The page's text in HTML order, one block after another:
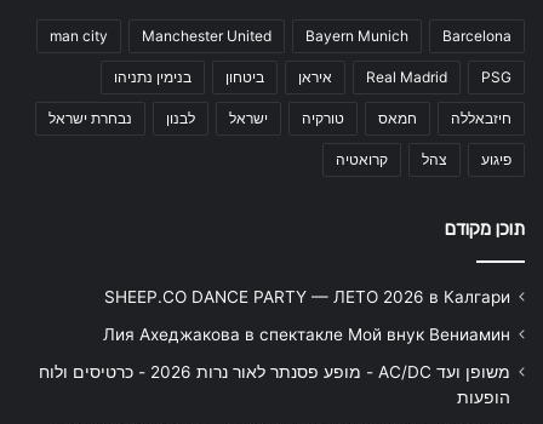
Barcelona
Bayern Munich
Manchester United
man city
PSG
Real Madrid איראן ביטחון בנימין נתניהו
חיזבאללה חמאס טורקיה ישראל לבנון נבחרת ישראל
פיגוע צהל קרואטיה
תוכן מקודם
SHEEP.CO DANCE PARTY — ЛЕТО 2026 в Калгари
Лия Ахеджакова в спектакле Мой внук Вениамин
משופן ועד AC/DC - מופע פסנתר לאור נרות 2026 - כרטיסים ולוח
הופעות